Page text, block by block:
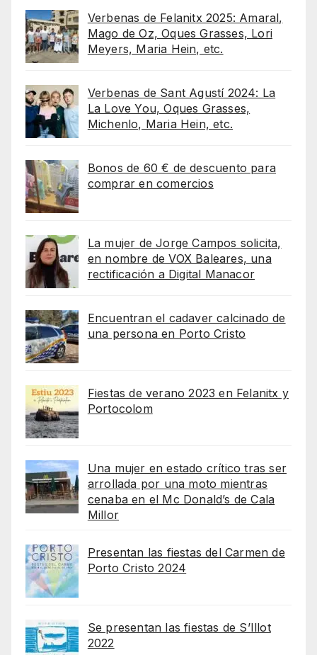
Verbenas de Felanitx 2025: Amaral,
Mago de Oz, Oques Grasses, Lori
Meyers, Maria Hein, etc.
Verbenas de Sant Agustí 2024: La
La Love You, Oques Grasses,
Michenlo, Maria Hein, etc.
Bonos de 60 € de descuento para
comprar en comercios
La mujer de Jorge Campos solicita,
en nombre de VOX Baleares, una
rectificación a Digital Manacor
Encuentran el cadaver calcinado de
una persona en Porto Cristo
Fiestas de verano 2023 en Felanitx y
Portocolom
Una mujer en estado crítico tras ser
arrollada por una moto mientras
cenaba en el Mc Donald’s de Cala
Millor
Presentan las fiestas del Carmen de
Porto Cristo 2024
Se presentan las fiestas de S’Illot
2022